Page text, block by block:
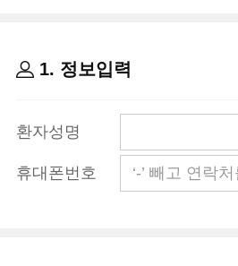
1. 정보입력
환자성명
휴대폰번호